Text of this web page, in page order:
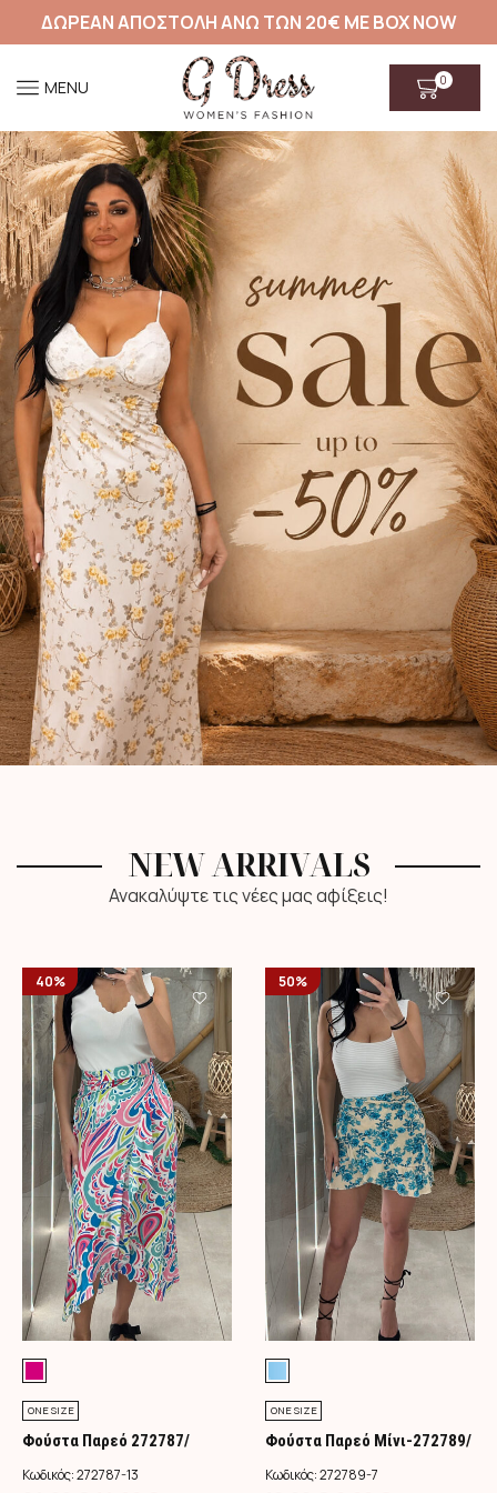
ΔΩΡΕΑΝ ΑΠΟΣΤΟΛΗ ΑΝΩ ΤΩΝ 20€ ΜΕ BOX NOW
MENU 0
NEW ARRIVALS
Ανακαλύψτε τις νέες μας αφίξεις!
40%
ONE SIZE
Φούστα Παρεό 272787/
Φούξια
Κωδικός:272787-13
50%
ONE SIZE
Φούστα Παρεό Μίνι-272789/
Τιρκουάζ
Κωδικός:272789-7